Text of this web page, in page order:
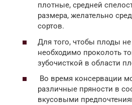
плотные, средней
размера, желательно
сортов.
Для того, чтобы плоды не
необходимо проколоть
зубочисткой в области
Во время консервации
различные пряности в
вкусовыми